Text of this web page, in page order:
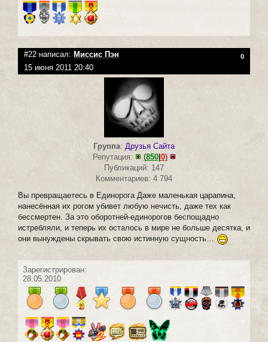
#22 написал: Миссис Пэн 0
15 июня 2011 20:40
Группа: Друзья Сайта
Репутация:
(850|0)
Публикаций: 147
Комментариев: 4 794
Вы превращаетесь в Единорога Даже маленькая царапина,
нанесённая их рогом убивет любую нечисть, даже тех как
бессмертен. За это оборотней-единорогов беспощадно
истребляли, и теперь их осталось в мире не больше десятка, и
они вынуждены скрывать свою истинную сущность…
Зарегистрирован:
28.05.2010